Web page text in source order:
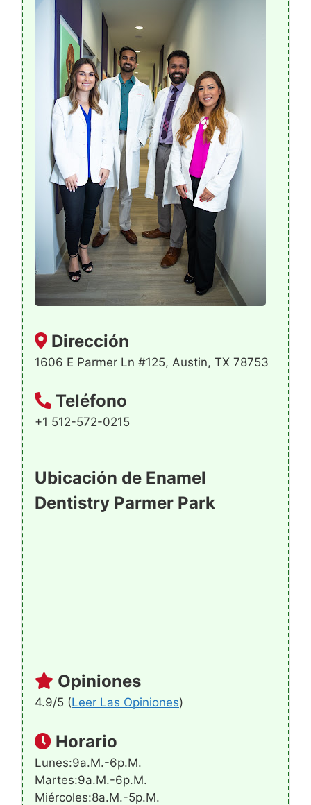
Dirección
1606 E Parmer Ln #125, Austin, TX 78753
Teléfono
+1 512-572-0215
Ubicación de Enamel
Dentistry Parmer Park
Opiniones
4.9/5 (Leer Las Opiniones)
Horario
Lunes:9a.m.-6p.m.
Martes:9a.m.-6p.m.
Miércoles:8a.m.-5p.m.